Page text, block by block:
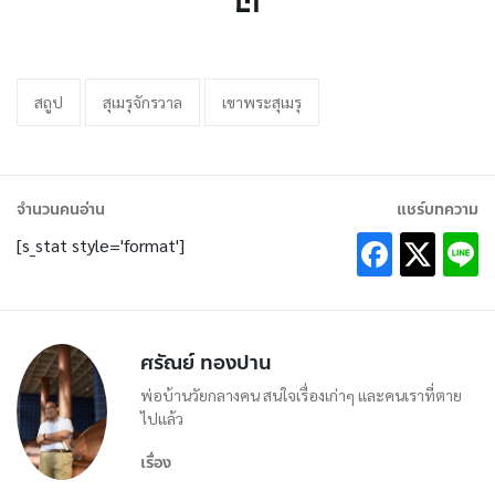
สถูป สุเมรุจักรวาล เขาพระสุเมรุ
จำนวนคนอ่าน
[s_stat style='format']
แชร์บทความ
ศรัณย์ ทองปาน
พ่อบ้านวัยกลางคน สนใจเรื่องเก่าๆ และคนเราที่ตาย
ไปแล้ว
เรื่อง